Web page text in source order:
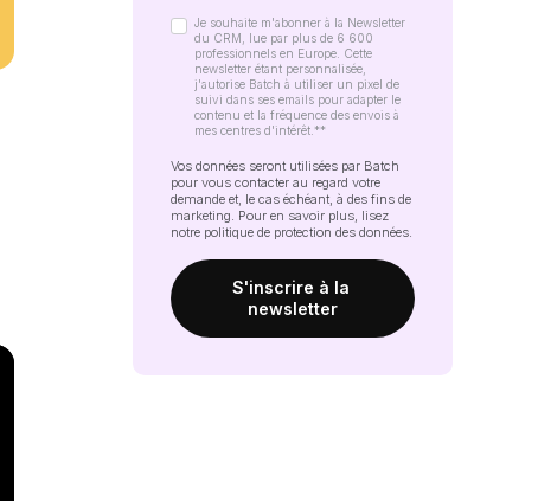
Je souhaite m'abonner à la Newsletter
du CRM, lue par plus de 6 600
professionnels en Europe. Cette
newsletter étant personnalisée,
j'autorise Batch à utiliser un pixel de
suivi dans ses emails pour adapter le
contenu et la fréquence des envois à
mes centres d'intérêt.**
Vos données seront utilisées par Batch
pour vous contacter au regard votre
demande et, le cas échéant, à des fins de
marketing. Pour en savoir plus, lisez
notre politique de protection des données.